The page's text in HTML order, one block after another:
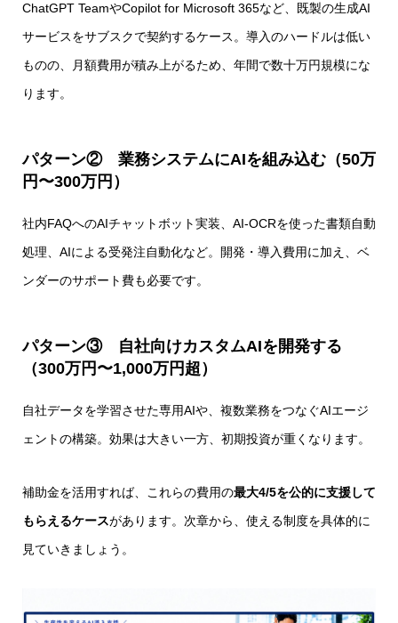
ChatGPT TeamやCopilot for Microsoft 365など、既製の生成AI
サービスをサブスクで契約するケース。導入のハードルは低い
ものの、月額費用が積み上がるため、年間で数十万円規模にな
ります。
パターン② 業務システムにAIを組み込む（50万
円〜300万円）
社内FAQへのAIチャットボット実装、AI-OCRを使った書類自動
処理、AIによる受発注自動化など。開発・導入費用に加え、ベ
ンダーのサポート費も必要です。
パターン③ 自社向けカスタムAIを開発する
（300万円〜1,000万円超）
自社データを学習させた専用AIや、複数業務をつなぐAIエージ
ェントの構築。効果は大きい一方、初期投資が重くなります。
補助金を活用すれば、これらの費用の最大4/5を公的に支援して
もらえるケースがあります。次章から、使える制度を具体的に
見ていきましょう。